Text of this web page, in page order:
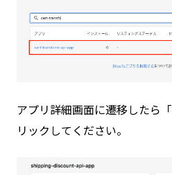
アプリ詳細画面に遷移したら「
リックしてください。